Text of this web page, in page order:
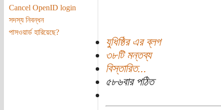
Cancel OpenID login
সদস্য নিবন্ধন
পাসওয়ার্ড হারিয়েছে?
যুধিষ্ঠির এর ব্লগ
৩৮টি মন্তব্য
বিস্তারিত...
৫৮৬বার পঠিত